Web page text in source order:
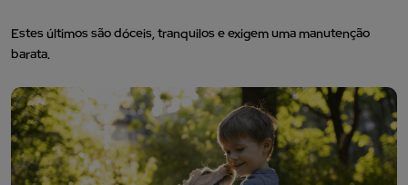
Estes últimos são dóceis, tranquilos e exigem uma manutenção
barata.